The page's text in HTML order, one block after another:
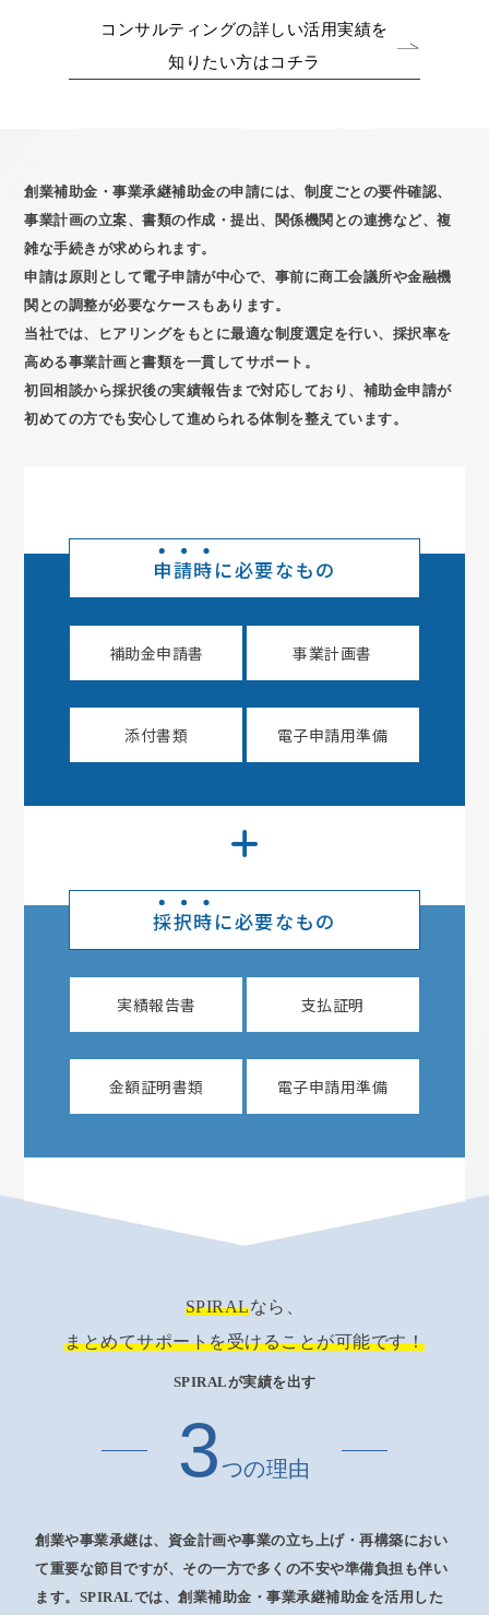
コンサルティングの詳しい活用実績を
知りたい方はコチラ
創業補助金・事業承継補助金の申請には、制度ごとの要件確認、
事業計画の立案、書類の作成・提出、関係機関との連携など、複
雑な手続きが求められます。
申請は原則として電子申請が中心で、事前に商工会議所や金融機
関との調整が必要なケースもあります。
当社では、ヒアリングをもとに最適な制度選定を行い、採択率を
高める事業計画と書類を一貫してサポート。
初回相談から採択後の実績報告まで対応しており、補助金申請が
初めての方でも安心して進められる体制を整えています。
申請時に必要なもの
補助金申請書 事業計画書
添付書類 電子申請用準備
採択時に必要なもの
実績報告書 支払証明
金額証明書類 電子申請用準備
SPIRALなら、
まとめてサポートを受けることが可能です！
SPIRALが実績を出す
3つの理由
創業や事業承継は、資金計画や事業の立ち上げ・再構築におい
て重要な節目ですが、その一方で多くの不安や準備負担も伴い
ます。SPIRALでは、創業補助金・事業承継補助金を活用した